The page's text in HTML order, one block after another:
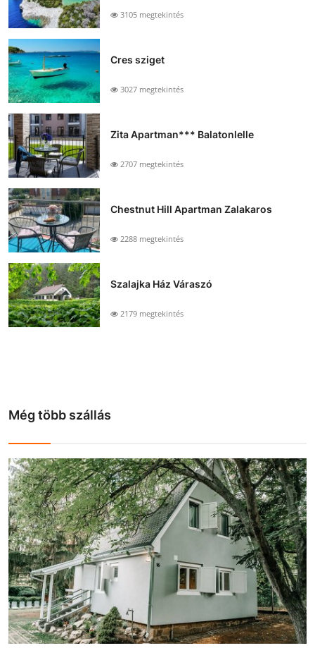
3105 megtekintés
Cres sziget
3027 megtekintés
Zita Apartman*** Balatonlelle
2707 megtekintés
Chestnut Hill Apartman Zalakaros
2288 megtekintés
Szalajka Ház Váraszó
2179 megtekintés
Még több szállás